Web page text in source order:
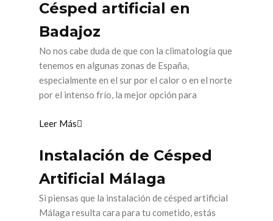
Césped artificial en
Badajoz
No nos cabe duda de que con la climatología que
tenemos en algunas zonas de España,
especialmente en el sur por el calor o en el norte
por el intenso frío, la mejor opción para
Leer Más
Instalación de Césped
Artificial Málaga
Si piensas que la instalación de césped artificial
Málaga resulta cara para tu cometido, estás